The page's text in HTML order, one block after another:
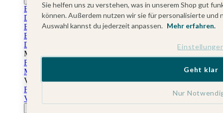
Einladungskarten Jugendweihe
Dankeskarten Jugendweihe
Einschulungskarten
Einladungskarten Einschulung
Danksagung Einschulung
Muttertag
Fotogeschenke Muttertag
Muttertagskarten
Vatertag
Fotogeschenke Vatertag
Vatertagskarten
Sie helfen uns zu verstehen, was in unserem Shop gut
können. Außerdem nutzen wir sie für personalisierte
Auswahl kannst du jederzeit anpassen. Mehr erfahren.
Nur
Geht klar